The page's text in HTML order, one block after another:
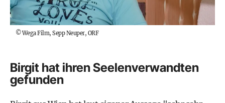
©Wega Film, Sepp Neuper, ORF
Birgit hat ihren Seelenverwandten
gefunden